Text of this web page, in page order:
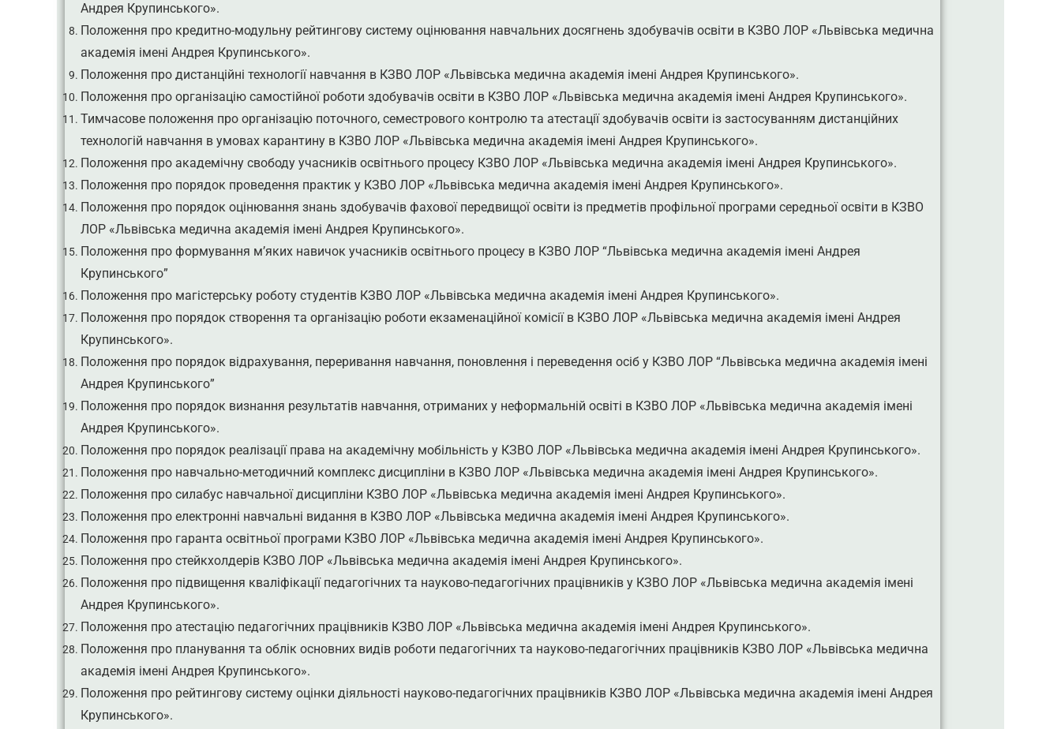
Андрея Крупинського».
Положення про кредитно-модульну рейтингову систему оцінювання навчальних досягнень здобувачів освіти в КЗВО ЛОР «Львівська медична
академія імені Андрея Крупинського».
Положення про дистанційні технології навчання в КЗВО ЛОР «Львівська медична академія імені Андрея Крупинського».
Положення про організацію самостійної роботи здобувачів освіти в КЗВО ЛОР «Львівська медична академія імені Андрея Крупинського».
Тимчасове положення про організацію поточного, семестрового контролю та атестації здобувачів освіти із застосуванням дистанційних
технологій навчання в умовах карантину в КЗВО ЛОР «Львівська медична академія імені Андрея Крупинського».
Положення про академічну свободу учасників освітнього процесу КЗВО ЛОР «Львівська медична академія імені Андрея Крупинського».
Положення про порядок проведення практик у КЗВО ЛОР «Львівська медична академія імені Андрея Крупинського».
Положення про порядок оцінювання знань здобувачів фахової передвищої освіти із предметів профільної програми середньої освіти в КЗВО
ЛОР «Львівська медична академія імені Андрея Крупинського».
Положення про формування м’яких навичок учасників освітнього процесу в КЗВО ЛОР “Львівська медична академія імені Андрея
Крупинського”
Положення про магістерську роботу студентів КЗВО ЛОР «Львівська медична академія імені Андрея Крупинського».
Положення про порядок створення та організацію роботи екзаменаційної комісії в КЗВО ЛОР «Львівська медична академія імені Андрея
Крупинського».
Положення про порядок відрахування, переривання навчання, поновлення і переведення осіб у КЗВО ЛОР “Львівська медична академія імені
Андрея Крупинського”
Положення про порядок визнання результатів навчання, отриманих у неформальній освіті в КЗВО ЛОР «Львівська медична академія імені
Андрея Крупинського».
Положення про порядок реалізації права на академічну мобільність у КЗВО ЛОР «Львівська медична академія імені Андрея Крупинського».
Положення про навчально-методичний комплекс дисципліни в КЗВО ЛОР «Львівська медична академія імені Андрея Крупинського».
Положення про силабус навчальної дисципліни КЗВО ЛОР «Львівська медична академія імені Андрея Крупинського».
Положення про електронні навчальні видання в КЗВО ЛОР «Львівська медична академія імені Андрея Крупинського».
Положення про гаранта освітньої програми КЗВО ЛОР «Львівська медична академія імені Андрея Крупинського».
Положення про стейкхолдерів КЗВО ЛОР «Львівська медична академія імені Андрея Крупинського».
Положення про підвищення кваліфікації педагогічних та науково-педагогічних працівників у КЗВО ЛОР «Львівська медична академія імені
Андрея Крупинського».
Положення про атестацію педагогічних працівників КЗВО ЛОР «Львівська медична академія імені Андрея Крупинського».
Положення про планування та облік основних видів роботи педагогічних та науково-педагогічних працівників КЗВО ЛОР «Львівська медична
академія імені Андрея Крупинського».
Положення про рейтингову систему оцінки діяльності науково-педагогічних працівників КЗВО ЛОР «Львівська медична академія імені Андрея
Крупинського».